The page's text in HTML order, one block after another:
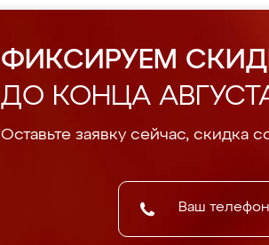
ФИКСИРУЕМ
ДО КОНЦА
Оставьте заявку сейчас, скидка